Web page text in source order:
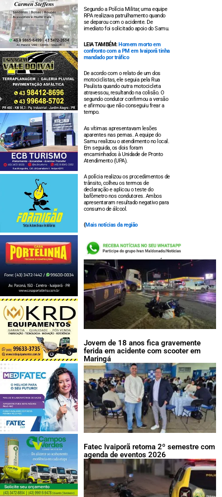
Segundo a Polícia Militar, uma equipe
RPA realizava patrulhamento quando
se deparou com o acidente. De
imediato foi solicitado apoio do Samu.
LEIA TAMBÉM: Homem morto em
confronto com a PM em Ivaiporã tinha
mandado por tráfico
De acordo com o relato de um dos
motociclistas, ele seguia pela Rua
Paulista quando outra motocicleta
atravessou, resultando na colisão. O
segundo condutor confirmou a versão
e afirmou que não conseguiu frear a
tempo.
As vítimas apresentavam lesões
aparentes nas pernas. A equipe do
Samu realizou o atendimento no local.
Em seguida, os dois foram
encaminhados à Unidade de Pronto
Atendimento (UPA).
A polícia realizou os procedimentos de
trânsito, colheu os termos de
declaração e aplicou o teste do
bafômetro nos condutores. Ambos
apresentaram resultado negativo para
consumo de álcool.
(Mais notícias da região
LEIA TAMBÉM:
Jovem de 18 anos fica gravemente
ferida em acidente com scooter em
Maringá
Fatec Ivaiporã retoma 2º semestre com
agenda de eventos 2026